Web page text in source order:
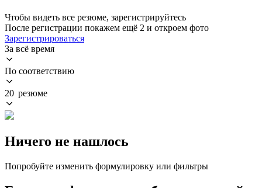
Чтобы видеть все резюме, зарегистрируйтесь
После регистрации покажем ещё 2 и откроем фото
Зарегистрироваться
За всё время
По соответствию
20 резюме
Ничего не нашлось
Попробуйте изменить формулировку или фильтры